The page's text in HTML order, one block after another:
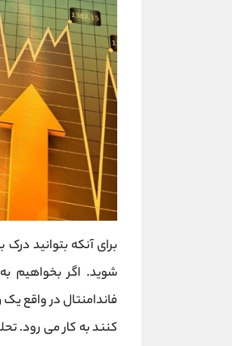
برای آنکه بتوانید درک
شوید. اگر بخواهیم
فاندامنتال در واقع
کنند به کار می رود.